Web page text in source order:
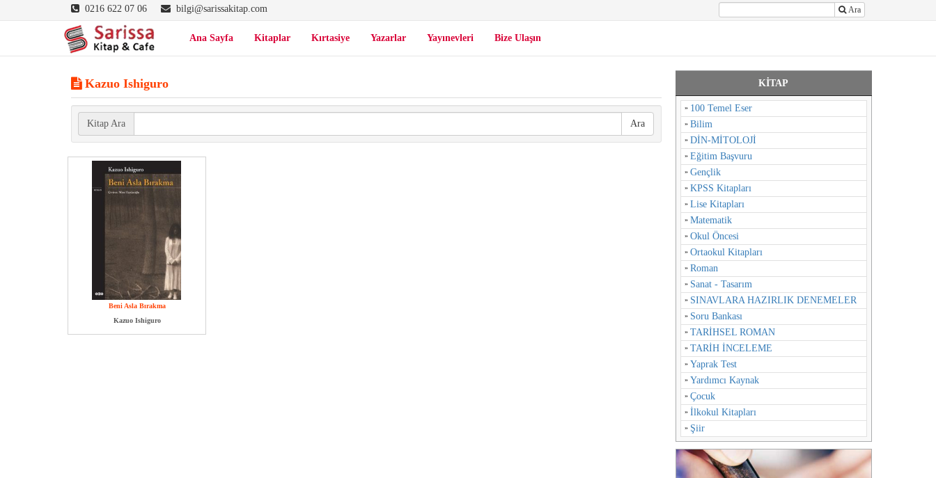
0216 622 07 06 bilgi@sarissakitap.com Ara
Ana Sayfa Kitaplar Kırtasiye Yazarlar Yayınevleri Bize Ulaşın
Kazuo Ishiguro
Kitap Ara Ara
Beni Asla Bırakma
Kazuo Ishiguro
KİTAP
100 Temel Eser
Bilim
DİN-MİTOLOJİ
Eğitim Başvuru
Gençlik
KPSS Kitapları
Lise Kitapları
Matematik
Okul Öncesi
Ortaokul Kitapları
Roman
Sanat - Tasarım
SINAVLARA HAZIRLIK DENEMELER
Soru Bankası
TARİHSEL ROMAN
TARİH İNCELEME
Yaprak Test
Yardımcı Kaynak
Çocuk
İlkokul Kitapları
Şiir